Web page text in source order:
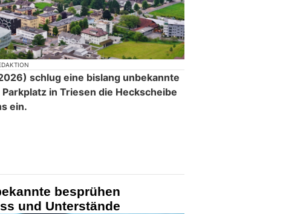
schlug eine bislang unbekannte
in Triesen die Heckscheibe
ein.
besprühen
und Unterstände